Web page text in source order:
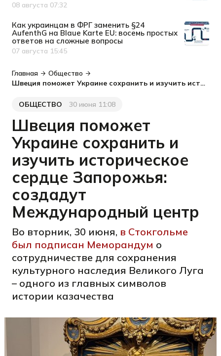
Дата публикации
08 августа 07:32
Как украинцам в ФРГ заменить §24
AufenthG на Blaue Karte EU: восемь простых
ответов на сложные вопросы
Дата публикации
07 августа 15:45
Главная
Общество
Швеция поможет Украине сохранить и изучить историческое сердце Запорожья: создадут Международный центр
Категория
ОБЩЕСТВО
Дата публикации
30 июня 11:08
Швеция поможет
Украине сохранить и
изучить историческое
сердце Запорожья:
создадут
Международный центр
Во вторник, 30 июня, в Стокгольме
был подписан Меморандум о
сотрудничестве для сохранения
культурного наследия Великого Луга
– одного из главных символов
истории казачества